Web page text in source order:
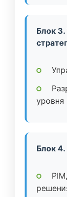
Блок 3.
уровня
Блок